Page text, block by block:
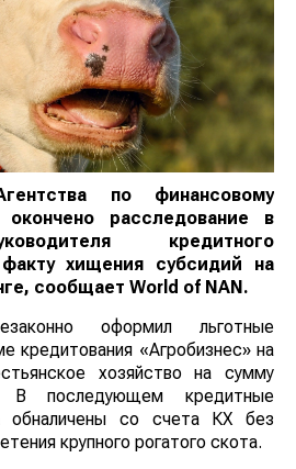
по финансовому
расследование в
кредитного
хищения субсидий на
сообщаетWorld of NAN.
оформил льготные
кредитования «Агробизнес» на
хозяйство на сумму
последующем кредитные
обналичены со счета КХ без
крупного рогатого скота.